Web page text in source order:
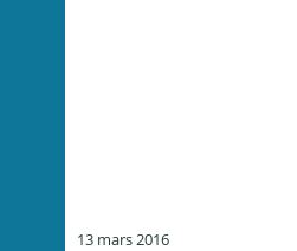
13 mars 2016